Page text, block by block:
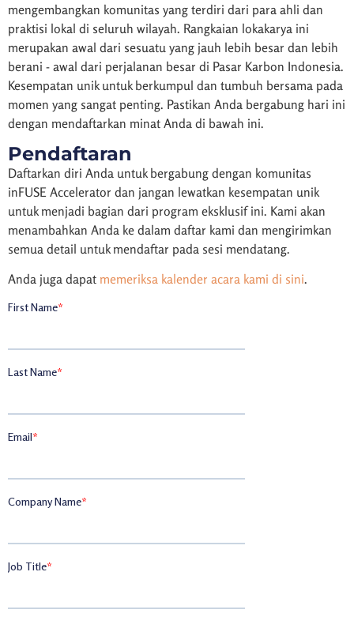
mengembangkan komunitas yang terdiri dari para ahli dan
praktisi lokal di seluruh wilayah. Rangkaian lokakarya ini
merupakan awal dari sesuatu yang jauh lebih besar dan lebih
berani - awal dari perjalanan besar di Pasar Karbon Indonesia.
Kesempatan unik untuk berkumpul dan tumbuh bersama pada
momen yang sangat penting. Pastikan Anda bergabung hari ini
dengan mendaftarkan minat Anda di bawah ini.
Pendaftaran
Daftarkan diri Anda untuk bergabung dengan komunitas
inFUSE Accelerator dan jangan lewatkan kesempatan unik
untuk menjadi bagian dari program eksklusif ini. Kami akan
menambahkan Anda ke dalam daftar kami dan mengirimkan
semua detail untuk mendaftar pada sesi mendatang.
Anda juga dapat memeriksa kalender acara kami di sini.